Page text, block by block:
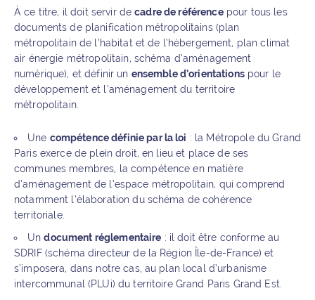
À ce titre, il doit servir decadre de référencepour tous les
documents de planification métropolitains (plan
métropolitain de l’habitat et de l’hébergement, plan climat
air énergie métropolitain, schéma d’aménagement
numérique), et définir un ensemble d’orientationspour le
développement et l’aménagement du territoire
métropolitain.
Une compétence définie par la loi : la Métropole du Grand
Paris exerce de plein droit, en lieu et place de ses
communes membres, la compétence en matière
d’aménagement de l’espace métropolitain, qui comprend
notamment l’élaboration du schéma de cohérence
territoriale.
Undocument réglementaire : il doit être conforme au
SDRIF (schéma directeur de la Région Île-de-France) et
s’imposera, dans notre cas, au plan local d’urbanisme
intercommunal (PLUi) du territoire Grand Paris Grand Est.